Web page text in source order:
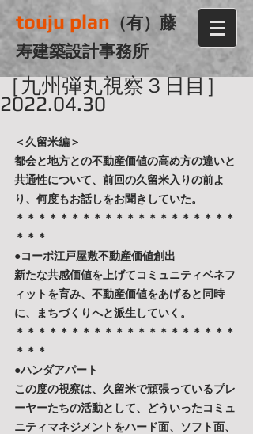
touju plan （有）藤
寿建築設計事務所
［九州弾丸視察３日目］
2022.04.30
＜久留米編＞
都会と地方との不動産価値の高め方の違いと
共通性について、前回の久留米入りの前よ
り、何度もお話しをお聞きしていた。
＊＊＊＊＊＊＊＊＊＊＊＊＊＊＊＊＊＊＊＊
＊＊＊
●コーポ江戸屋敷不動産価値創出
新たな共感価値を上げてコミュニティベネフ
ィットを育み、不動産価値をあげると同時
に、まちづくりへと派生していく。
＊＊＊＊＊＊＊＊＊＊＊＊＊＊＊＊＊＊＊＊
＊＊＊
●ハンダアパート
この度の視察は、久留米で頑張っているプレ
ーヤーたちの活動として、どういったコミュ
ニティマネジメントをハード面、ソフト面、